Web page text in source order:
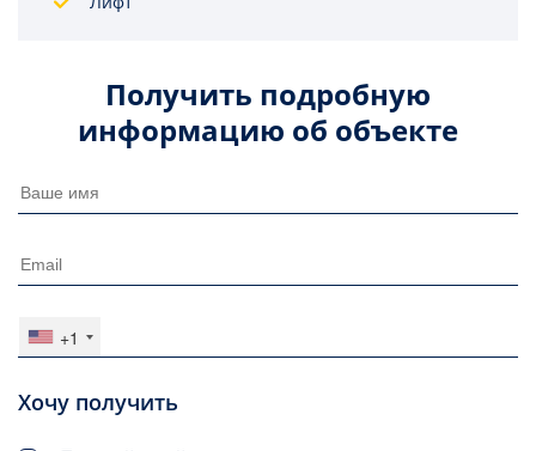
Получить подробную
информацию об объекте
+1
Хочу получить